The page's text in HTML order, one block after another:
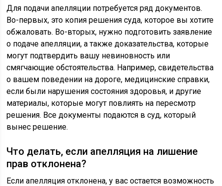
Для подачи апелляции потребуется ряд документов.
Во-первых, это копия решения суда, которое вы хотите
обжаловать. Во-вторых, нужно подготовить заявление
о подаче апелляции, а также доказательства, которые
могут подтвердить вашу невиновность или
смягчающие обстоятельства. Например, свидетельства
о вашем поведении на дороге, медицинские справки,
если были нарушения состояния здоровья, и другие
материалы, которые могут повлиять на пересмотр
решения. Все документы подаются в суд, который
вынес решение.
Что делать, если апелляция на лишение
прав отклонена?
Если апелляция отклонена, у вас остается возможность